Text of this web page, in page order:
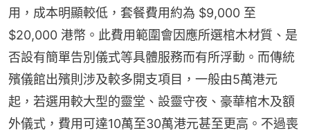
用，成本明顯較低，套餐費用約為 $9,000 至
$20,000 港幣。此費用範圍會因應所選棺木材質、是
否設有簡單告別儀式等具體服務而有所浮動。而傳統
殯儀館出殯則涉及較多開支項目，一般由5萬港元
起，若選用較大型的靈堂、設靈守夜、豪華棺木及額
外儀式，費用可達10萬至30萬港元甚至更高。不過喪